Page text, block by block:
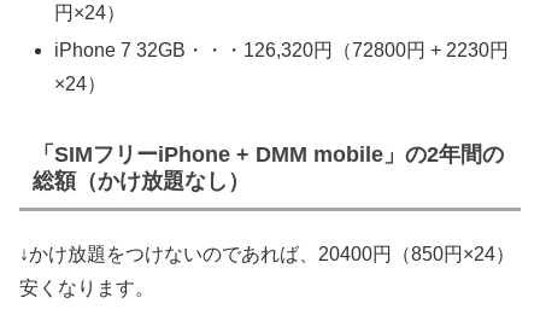
円×24）
iPhone 7 32GB・・・126,320円（72800円 + 2230円
×24）
「SIMフリーiPhone + DMM mobile」の2年間の
総額（かけ放題なし）
↓かけ放題をつけないのであれば、20400円（850円×24）
安くなります。